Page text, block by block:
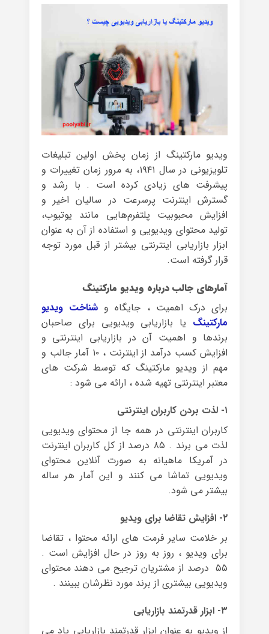
ویدیو مارکتینگ از زمان پخش اولین تبلیغات
تلویزیونی در سال ۱۹۴۱، به مرور زمان تغییرات و
پیشرفت های زیادی کرده است . با رشد و
گسترش اینترنت پرسرعت در سالیان اخیر و
افزایش محبوبیت پلتفرم‌هایی مانند یوتیوب،
تولید محتوای ویدیویی و استفاده از آن به عنوان
ابزار بازاریابی اینترنتی بیشتر از قبل مورد توجه
قرار گرفته است.
آمارهای جالب درباره ویدیو مارکتینگ
برای درک اهمیت ، جایگاه وشناخت ویدیو
مارکتینگ یا بازاریابی ویدیویی برای صاحبان
برندها و اهمیت آن در بازاریابی اینترنتی و
افزایش کسب درآمد از اینترنت ، ۱۰ آمار جالب و
مهم از ویدیو مارکتینگ که توسط شرکت های
معتبر اینترنتی تهیه شده ، ارائه می شود :
۱- لذت بردن کاربران اینترنتی
کاربران اینترنتی در همه جا از محتوای ویدیویی
لذت می برند . ۸۵ درصد از کل کاربران اینترنت
در آمریکا ماهیانه به صورت آنلاین محتوای
ویدیویی تماشا می کنند و این آمار هر ساله
بیشتر می شود.
۲- افزایش تقاضا برای ویدیو
بر خلامت سایر فرمت های ارائه محتوا ، تقاضا
برای ویدیو ، روز به روز در حال افزایش است .
۵۵ درصد از مشتریان ترجیح می دهند محتوای
ویدیویی بیشتری از برند مورد نظرشان ببینند .
۳- ابزار قدرتمند بازاریابی
از ویدیو به عنوان ابزار قدرتمند بازاریابی یاد می